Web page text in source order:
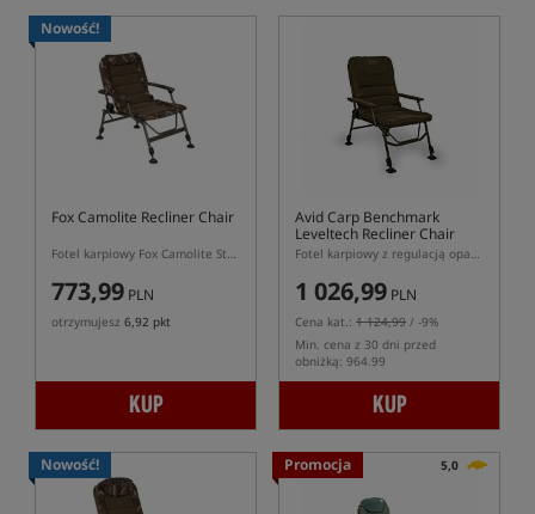
Nowość!
Fox Camolite Recliner Chair
Fotel karpiowy Fox Camolite Standard z regulacją oparcia
773,99 PLN
otrzymujesz 6,92 pkt
KUP
Avid Carp Benchmark
Leveltech Recliner Chair
Fotel karpiowy z regulacją oparcia serii Benchmark Leveltech
1 026,99 PLN
Cena kat.: 1 124,99 / -9%
Min. cena z 30 dni przed
obniżką: 964.99
KUP
Nowość! Promocja 5,0